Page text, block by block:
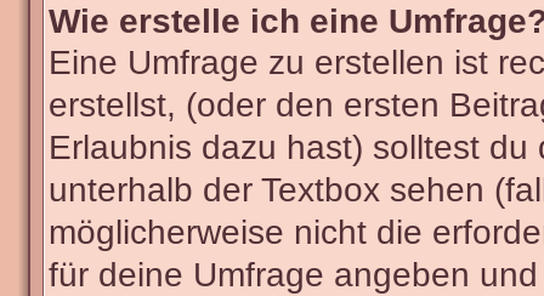
Wie erstelle ich eine
Eine Umfrage zu erstellen ist
erstellst, (oder den ersten
Erlaubnis dazu hast) solltest
unterhalb der Textbox sehen
möglicherweise nicht die
für deine Umfrage angeben